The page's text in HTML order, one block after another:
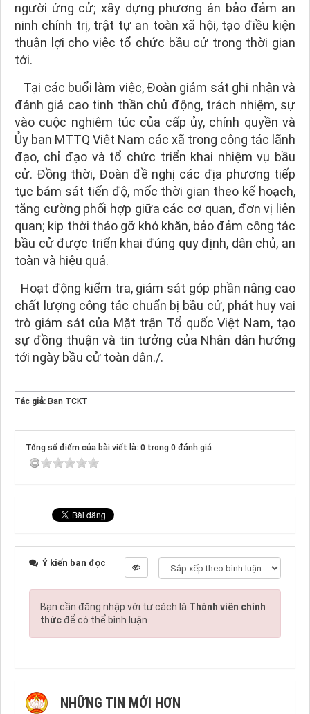
người ứng cử; xây dựng phương án bảo đảm an
ninh chính trị, trật tự an toàn xã hội, tạo điều kiện
thuận lợi cho việc tổ chức bầu cử trong thời gian
tới.
Tại các buổi làm việc, Đoàn giám sát ghi nhận và
đánh giá cao tinh thần chủ động, trách nhiệm, sự
vào cuộc nghiêm túc của cấp ủy, chính quyền và
Ủy ban MTTQ Việt Nam các xã trong công tác lãnh
đạo, chỉ đạo và tổ chức triển khai nhiệm vụ bầu
cử. Đồng thời, Đoàn đề nghị các địa phương tiếp
tục bám sát tiến độ, mốc thời gian theo kế hoạch,
tăng cường phối hợp giữa các cơ quan, đơn vị liên
quan; kịp thời tháo gỡ khó khăn, bảo đảm công tác
bầu cử được triển khai đúng quy định, dân chủ, an
toàn và hiệu quả.
Hoạt động kiểm tra, giám sát góp phần nâng cao
chất lượng công tác chuẩn bị bầu cử, phát huy vai
trò giám sát của Mặt trận Tổ quốc Việt Nam, tạo
sự đồng thuận và tin tưởng của Nhân dân hướng
tới ngày bầu cử toàn dân./.
Tác giả: Ban TCKT
Tổng số điểm của bài viết là: 0 trong 0 đánh giá
Ý kiến bạn đọc
Bạn cần đăng nhập với tư cách là Thành viên chính
thứcđể có thể bình luận
NHỮNG TIN MỚI HƠN